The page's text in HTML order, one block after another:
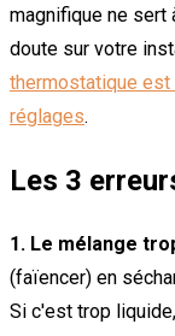
magnifique ne sert
doute sur votre
thermostatique
réglages.
Les 3
1. Le mélange
(faïencer) en
Si c'est trop